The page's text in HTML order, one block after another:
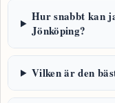
Hur snabbt kan
Jönköping?
Vilken är den